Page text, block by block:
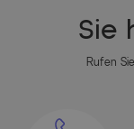
Sie
Rufen